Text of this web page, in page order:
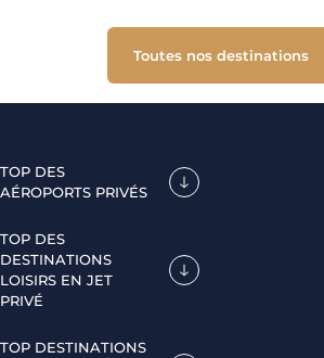
Toutes nos destinations
TOP DES
AÉROPORTS PRIVÉS
TOP DES
DESTINATIONS
LOISIRS EN JET
PRIVÉ
TOP DESTINATIONS